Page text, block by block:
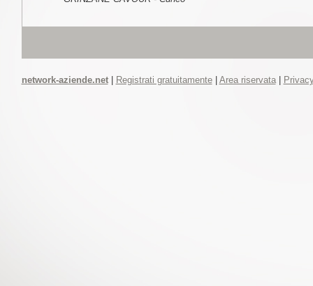
network-aziende.net| Registrati gratuitamente| Area riservata|